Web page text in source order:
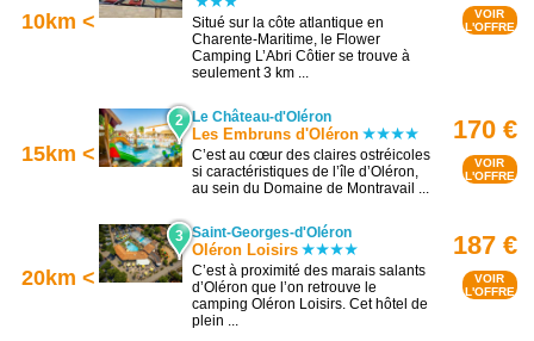
10km <
Situé sur la côte atlantique en
Charente-Maritime, le Flower
Camping L’Abri Côtier se trouve à
seulement 3 km ...
VOIR
L'OFFRE
15km <
2 Le Château-d'Oléron
Les Embruns d'Oléron
C’est au cœur des claires ostréicoles
si caractéristiques de l’île d’Oléron,
au sein du Domaine de Montravail ...
170 €
VOIR
L'OFFRE
20km <
3 Saint-Georges-d'Oléron
Oléron Loisirs
C’est à proximité des marais salants
d’Oléron que l’on retrouve le
camping Oléron Loisirs. Cet hôtel de
plein ...
187 €
VOIR
L'OFFRE